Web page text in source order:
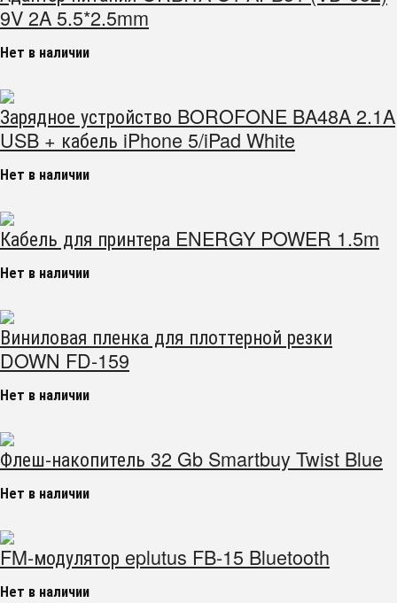
9V 2A 5.5*2.5mm
Нет в наличии
Зарядное устройство BOROFONE BA48A 2.1A
USB + кабель iPhone 5/iPad White
Нет в наличии
Кабель для принтера ENERGY POWER 1.5m
Нет в наличии
Виниловая пленка для плоттерной резки
DOWN FD-159
Нет в наличии
Флеш-накопитель 32 Gb Smartbuy Twist Blue
Нет в наличии
FM-модулятор eplutus FB-15 Bluetooth
Нет в наличии